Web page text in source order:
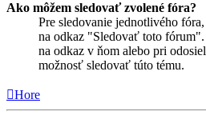
Ako môžem sledovať zvolené fóra?
Pre sledovanie jednotlivého
na odkaz "Sledovať toto
na odkaz v ňom alebo pri
možnosť sledovať túto tému.
Hore